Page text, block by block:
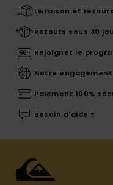
Livraison et
Retours sous 30
Rejoignez le
Notre
Paiement 100%
Besoin d'aide ?